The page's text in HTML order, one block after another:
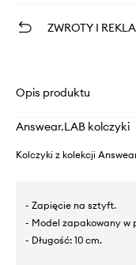
ZWROTY I
Opis produktu
Answear.LAB kolczyki
Kolczyki z kolekcji
- Zapięcie na sztyft.
- Model zapakowany w
- Długość: 10 cm.